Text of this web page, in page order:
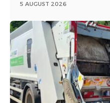
5 AUGUST 2026